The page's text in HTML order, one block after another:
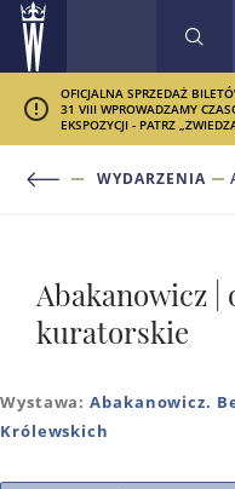
OFICJALNA SPRZEDAŻ
31 VIII WPROWADZAMY
EKSPOZYCJI - PATRZ
WYDARZENIA
Abakanowicz |
kuratorskie
Wystawa:Abakanowicz.
Królewskich